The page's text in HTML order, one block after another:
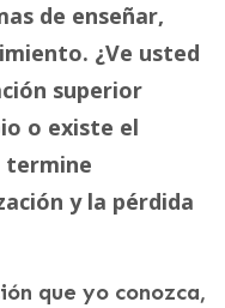
de enseñar,
¿Ve usted
superior
o existe el
termine
y la pérdida
que yo conozca,